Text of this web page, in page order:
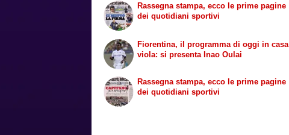
Rassegna stampa, ecco le prime pagine
dei quotidiani sportivi
Fiorentina, il programma di oggi in casa
viola: si presenta Inao Oulai
Rassegna stampa, ecco le prime pagine
dei quotidiani sportivi